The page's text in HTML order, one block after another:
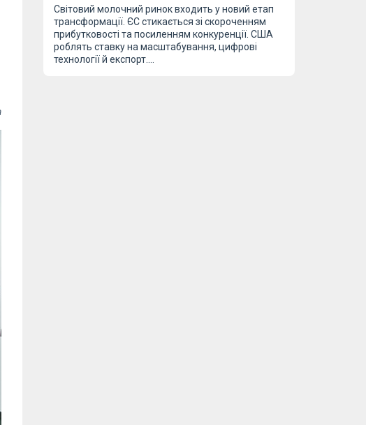
Світовий молочний ринок входить у новий етап
трансформації. ЄС стикається зі скороченням
прибутковості та посиленням конкуренції. США
роблять ставку на масштабування, цифрові
технології й експорт.…